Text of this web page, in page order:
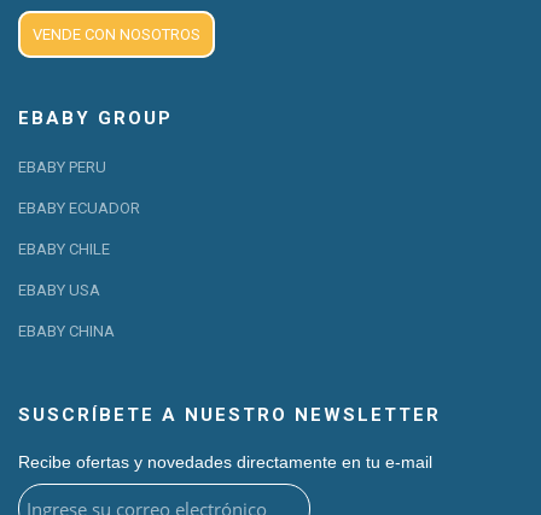
VENDE CON NOSOTROS
EBABY GROUP
EBABY PERU
EBABY ECUADOR
EBABY CHILE
EBABY USA
EBABY CHINA
SUSCRÍBETE A NUESTRO NEWSLETTER
Recibe ofertas y novedades directamente en tu e-mail